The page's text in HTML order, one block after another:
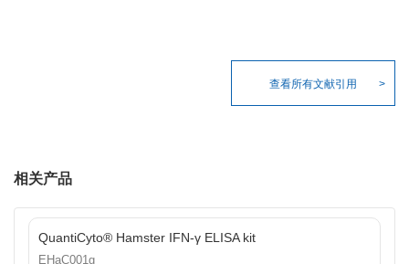
查看所有文献引用
相关产品
QuantiCyto® Hamster IFN-γ ELISA kit
EHaC001g